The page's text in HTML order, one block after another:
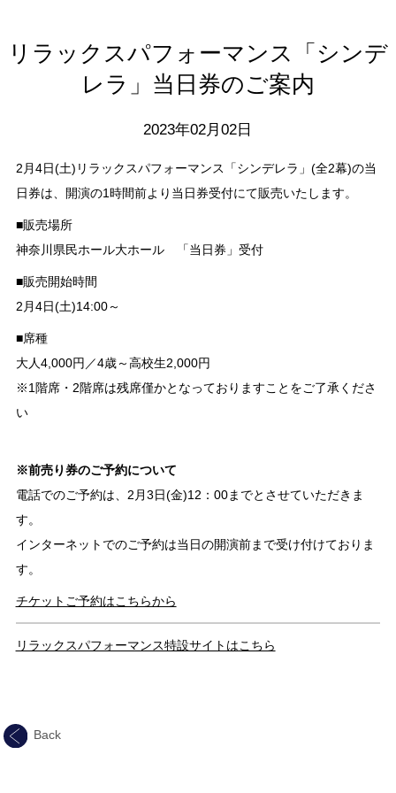
リラックスパフォーマンス「シンデ
レラ」当日券のご案内
2023年02月02日
2月4日(土)リラックスパフォーマンス「シンデレラ」(全2幕)の当
日券は、開演の1時間前より当日券受付にて販売いたします。
■販売場所
神奈川県民ホール大ホール 「当日券」受付
■販売開始時間
2月4日(土)14:00～
■席種
大人4,000円／4歳～高校生2,000円
※1階席・2階席は残席僅かとなっておりますことをご了承くださ
い
※前売り券のご予約について
電話でのご予約は、2月3日(金)12：00までとさせていただきま
す。
インターネットでのご予約は当日の開演前まで受け付けておりま
す。
チケットご予約はこちらから
リラックスパフォーマンス特設サイトはこちら
Back